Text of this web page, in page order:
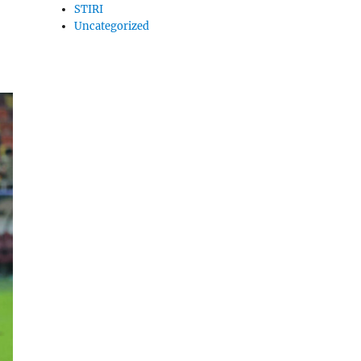
STIRI
Uncategorized